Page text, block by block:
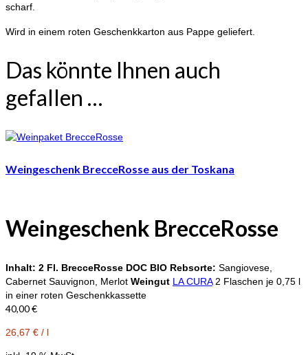
scharf.
Wird in einem roten Geschenkkarton aus Pappe geliefert.
Das könnte Ihnen auch
gefallen …
Weingeschenk BrecceRosse aus der Toskana
Weingeschenk BrecceRosse
Inhalt: 2 Fl. BrecceRosse DOC BIO Rebsorte: Sangiovese,
Cabernet Sauvignon, Merlot Weingut LA CURA2 Flaschen je 0,75 l
in einer roten Geschenkkassette
40,00€
26,67 € / l